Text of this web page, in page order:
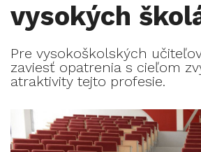
vysokých
Pre vysokoškolských
zaviesť opatrenia s cieľom
atraktivity tejto profesie.